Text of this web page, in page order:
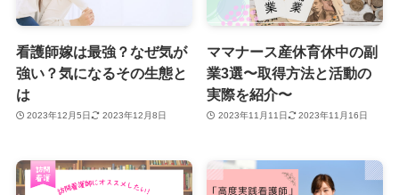
看護師嫁は最強？なぜ気が
強い？気になるその生態と
は
2023年12月5日 2023年12月8日
ママナース産休育休中の副
業3選〜取得方法と活動の
実際を紹介〜
2023年11月11日 2023年11月16日